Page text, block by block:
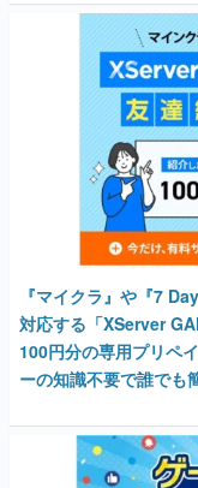
『マイクラ』や『7
対応する「XServer
100円分の専用プリペ
ーの知識不要で誰でも